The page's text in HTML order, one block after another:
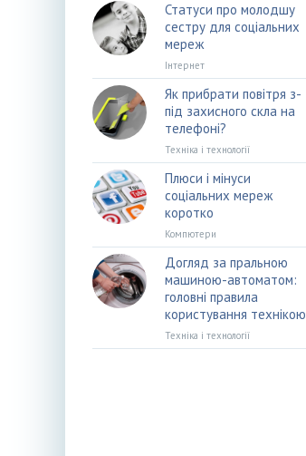
Статуси про молодшу
сестру для соціальних
мереж
Інтернет
Як прибрати повітря з-
під захисного скла на
телефоні?
Техніка і технології
Плюси і мінуси
соціальних мереж
коротко
Компютери
Догляд за пральною
машиною-автоматом:
головні правила
користування технікою
Техніка і технології